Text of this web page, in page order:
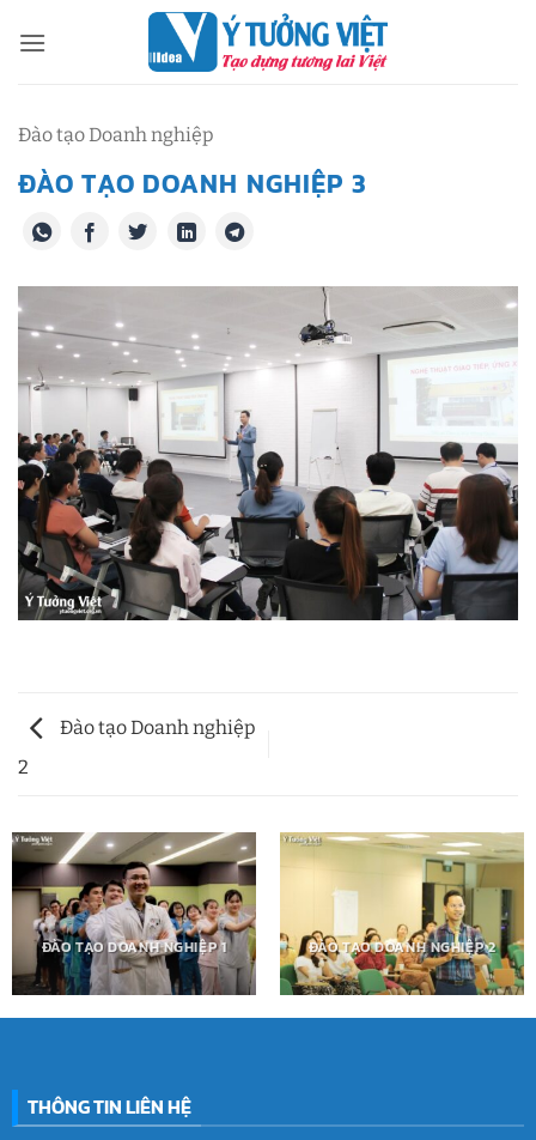
qua
Đào tạo Doanh nghiệp
ĐÀO TẠO DOANH NGHIỆP 3
Đào tạo Doanh nghiệp
2
ĐÀO TẠO DOANH NGHIỆP 1 ĐÀO TẠO DOANH NGHIỆP 2
THÔNG TIN LIÊN HỆ